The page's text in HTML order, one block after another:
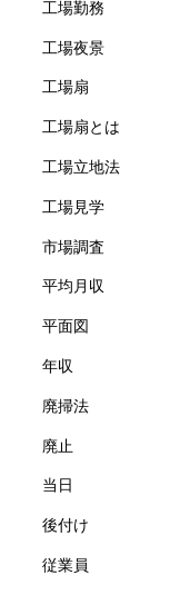
工場勤務
工場夜景
工場扇
工場扇とは
工場立地法
工場見学
市場調査
平均月収
平面図
年収
廃掃法
廃止
当日
後付け
従業員